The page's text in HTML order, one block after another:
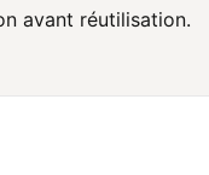
avant réutilisation.